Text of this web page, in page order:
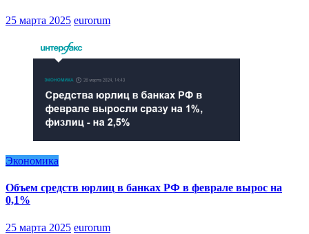
25 марта 2025 eurorum
Экономика
Объем средств юрлиц в банках РФ в феврале вырос на
0,1%
25 марта 2025 eurorum